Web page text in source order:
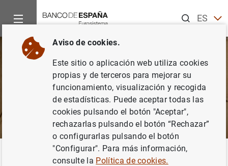
ESEN
Punto de Información Archivo Histórico
Aviso de cookies.
Este sitio o aplicación web utiliza cookies
propias y de terceros para mejorar su
funcionamiento, visualización y recogida
de estadísticas. Puede aceptar todas las
cookies pulsando el botón "Aceptar",
rechazarlas pulsando el botón “Rechazar”
o configurarlas pulsando el botón
"Configurar". Para más información,
consulte la Política de cookies.